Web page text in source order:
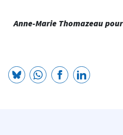
Anne-Marie Thomazeau pour